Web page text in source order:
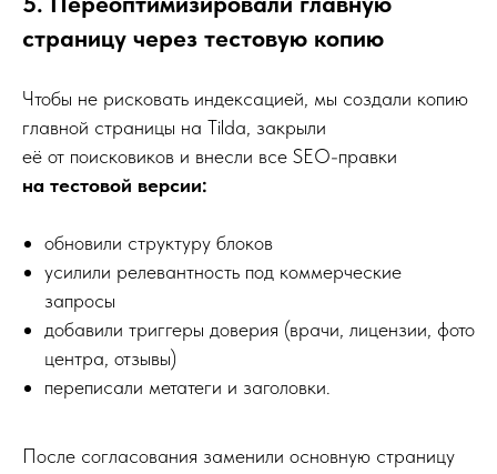
страницу через тестовую копию
Чтобы не рисковать индексацией, мы создали копию
главной страницы на Tilda, закрыли
её от поисковиков и внесли все SEO-правки
на тестовой версии:
обновили структуру блоков
усилили релевантность под коммерческие
запросы
добавили триггеры доверия (врачи, лицензии, фото
центра, отзывы)
переписали метатеги и заголовки.
После согласования заменили основную страницу